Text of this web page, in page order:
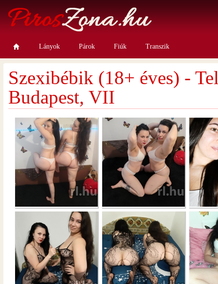
Lányok Párok Fiúk Transzik
Szexibébik (18+ éves) -
Budapest, VII